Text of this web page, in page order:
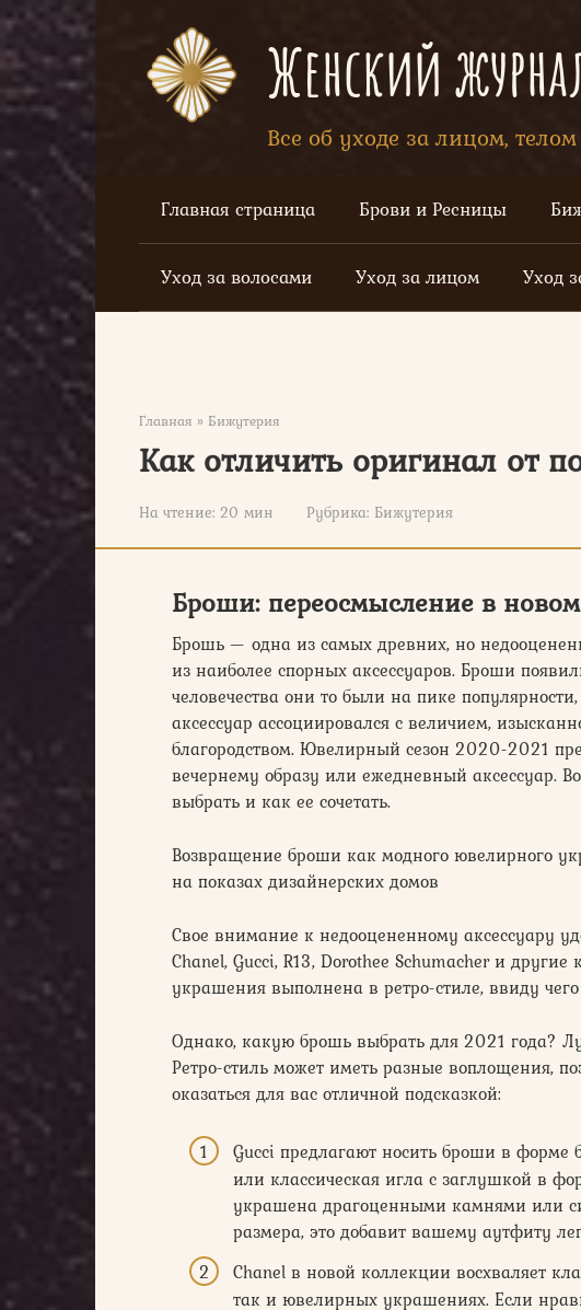
Перейти
к
контенту
Женский
Все об уходе за лицом,
Главная страница Брови и Ресницы
Уход за волосами Уход за лицом Уход
Главная » Бижутерия
Как отличить оригинал от
На чтение: 20 мин Рубрика: Бижутерия
Броши: переосмысление в
Брошь — одна из самых древних, но
из наиболее спорных аксессуаров. Броши
человечества они то были на пике
аксессуар ассоциировался с величием,
благородством. Ювелирный сезон 2020-2021
вечернему образу или ежедневный аксессуар.
выбрать и как ее сочетать.
Возвращение броши как модного ювелирного
на показах дизайнерских домов
Свое внимание к недооцененному аксессуару
Chanel, Gucci, R13, Dorothee Schumacher и
украшения выполнена в ретро-стиле, ввиду
Однако, какую брошь выбрать для 2021 года?
Ретро-стиль может иметь разные воплощения,
оказаться для вас отличной подсказкой:
Gucci предлагают носить броши в форме
или классическая игла с заглушкой в
украшена драгоценными камнями или
размера, это добавит вашему аутфиту
Chanel в новой коллекции восхваляет
так и ювелирных украшениях. Если